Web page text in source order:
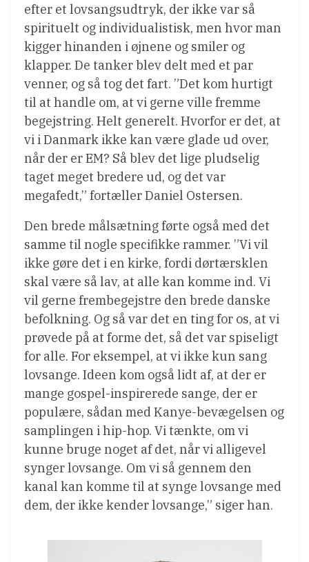
efter et lovsangsudtryk, der ikke var så
spirituelt og individualistisk, men hvor man
kigger hinanden i øjnene og smiler og
klapper. De tanker blev delt med et par
venner, og så tog det fart. ”Det kom hurtigt
til at handle om, at vi gerne ville fremme
begejstring. Helt generelt. Hvorfor er det, at
vi i Danmark ikke kan være glade ud over,
når der er EM? Så blev det lige pludselig
taget meget bredere ud, og det var
megafedt,” fortæller Daniel Ostersen.
Den brede målsætning førte også med det
samme til nogle specifikke rammer. ”Vi vil
ikke gøre det i en kirke, fordi dørtærsklen
skal være så lav, at alle kan komme ind. Vi
vil gerne frembegejstre den brede danske
befolkning. Og så var det en ting for os, at vi
prøvede på at forme det, så det var spiseligt
for alle. For eksempel, at vi ikke kun sang
lovsange. Ideen kom også lidt af, at der er
mange gospel-inspirerede sange, der er
populære, sådan med Kanye-bevægelsen og
samplingen i hip-hop. Vi tænkte, om vi
kunne bruge noget af det, når vi alligevel
synger lovsange. Om vi så gennem den
kanal kan komme til at synge lovsange med
dem, der ikke kender lovsange,” siger han.